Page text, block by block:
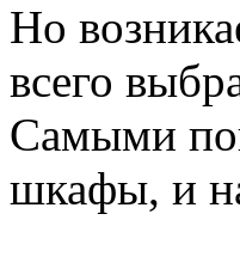
Но
всего
Самыми
шкафы, и